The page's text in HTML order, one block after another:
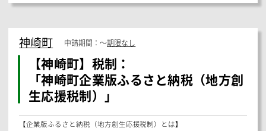
千葉県の
助成金・補助金
農林水産省 申請期間：〜期限なし
補助金・助成金：
「新規就農者チャレンジ事業」